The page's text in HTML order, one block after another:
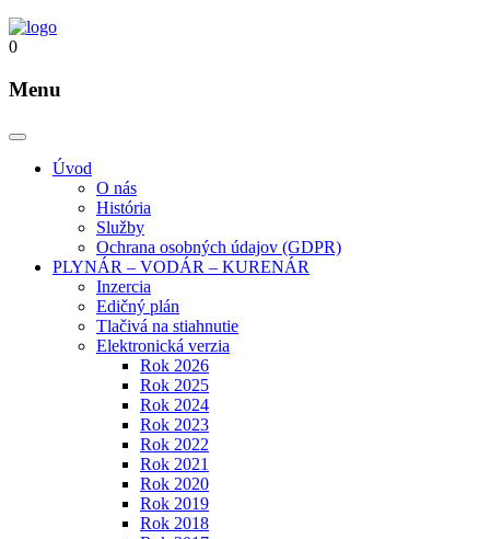
0
Menu
Úvod
O nás
História
Služby
Ochrana osobných údajov (GDPR)
PLYNÁR – VODÁR – KURENÁR
Inzercia
Edičný plán
Tlačivá na stiahnutie
Elektronická verzia
Rok 2026
Rok 2025
Rok 2024
Rok 2023
Rok 2022
Rok 2021
Rok 2020
Rok 2019
Rok 2018